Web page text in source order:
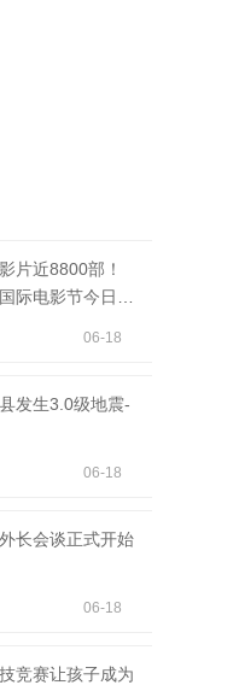
片近8800部！
际电影节今日闭
06-18
发生3.0级地震-
06-18
长会谈正式开始
06-18
竞赛让孩子成为